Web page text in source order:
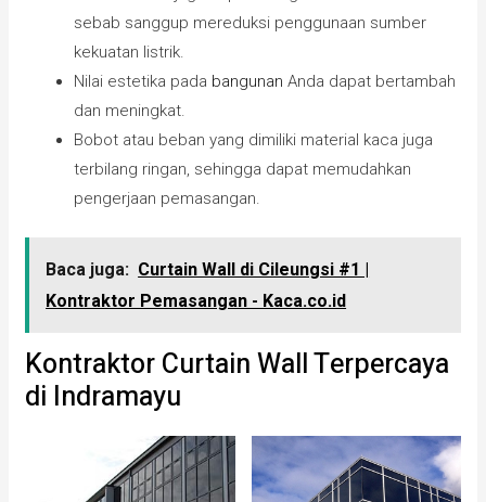
sebab sanggup mereduksi penggunaan sumber
kekuatan listrik.
Nilai estetika pada bangunan Anda dapat bertambah
dan meningkat.
Bobot atau beban yang dimiliki material kaca juga
terbilang ringan, sehingga dapat memudahkan
pengerjaan pemasangan.
Baca juga: Curtain Wall di Cileungsi #1 |
Kontraktor Pemasangan - Kaca.co.id
Kontraktor Curtain Wall Terpercaya
di Indramayu